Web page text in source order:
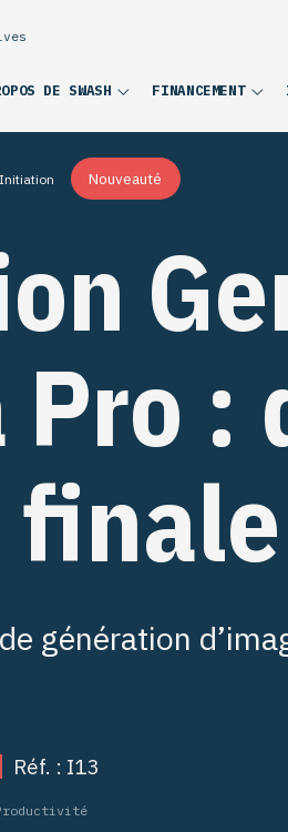
DE SWASH FINANCEMENT
Initiation Nouveauté
Pro :
finale
génération
Réf. : I13